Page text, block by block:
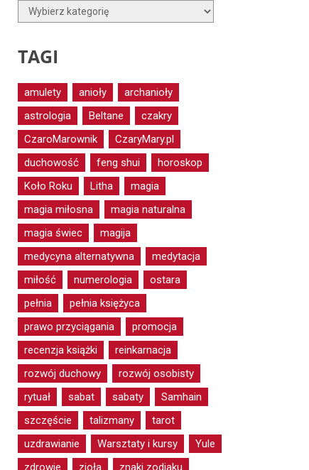
TAGI
amulety anioły
archanioły
astrologia
Beltane
czakry
CzaroMarownik
CzaryMary.pl
duchowość
feng shui
horoskop
Koło Roku
Litha
magia
magia miłosna
magia naturalna
magia świec
magija
medycyna alternatywna
medytacja
miłość
numerologia
ostara
pełnia
pełnia księżyca
prawo przyciągania
promocja
recenzja książki
reinkarnacja
rozwój duchowy
rozwój osobisty
rytuał
sabat sabaty
Samhain
szczęście
talizmany
tarot
uzdrawianie
Warsztaty i kursy
Yule
zdrowie
zioła znaki zodiaku